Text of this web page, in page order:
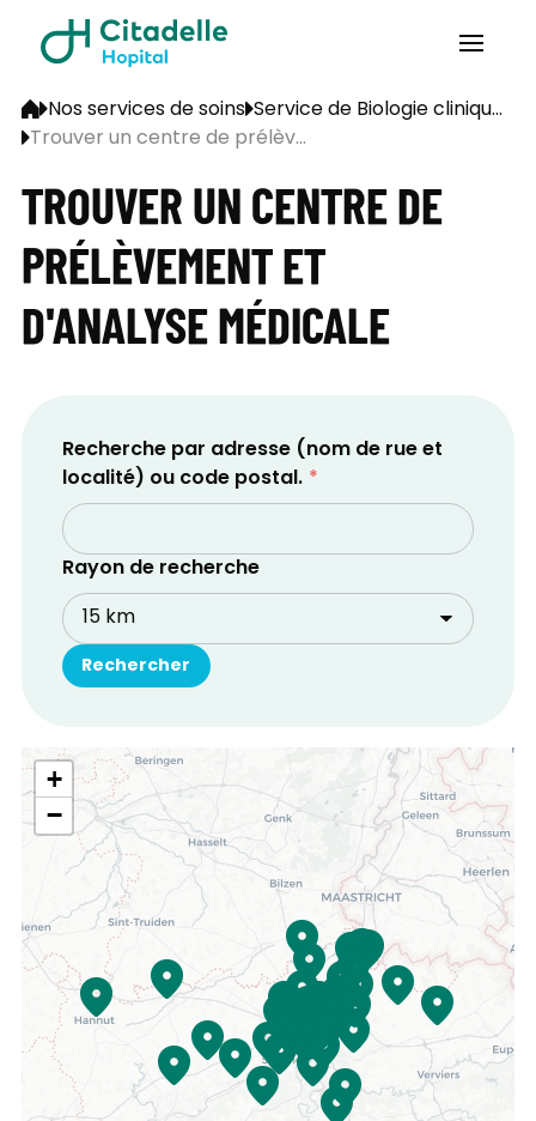
Nos services de soins Service de Biologie cliniqu...
Trouver un centre de prélèv...
TROUVER UN CENTRE DE
PRÉLÈVEMENT ET
D'ANALYSE MÉDICALE
Recherche par adresse (nom de rue et
localité) ou code postal.
Rayon de recherche
+
−